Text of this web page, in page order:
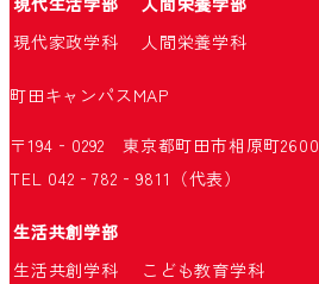
現代家政学科
人間栄養学科
町田キャンパスMAP
〒194‐0292 東京都町田市相原町2600
TEL 042‐782‐9811（代表）
生活共創学部
生活共創学科
こども教育学科